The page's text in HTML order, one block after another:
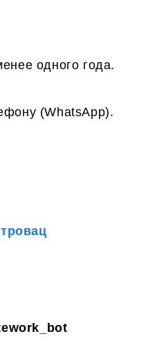
одного года.
(WhatsApp).